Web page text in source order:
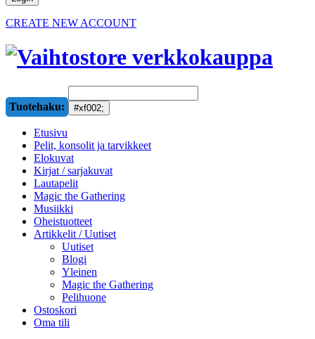
CREATE NEW ACCOUNT
Tuotehaku:
Etusivu
Pelit, konsolit ja tarvikkeet
Elokuvat
Kirjat / sarjakuvat
Lautapelit
Magic the Gathering
Musiikki
Oheistuotteet
Artikkelit / Uutiset
Uutiset
Blogi
Yleinen
Magic the Gathering
Pelihuone
Ostoskori
Oma tili